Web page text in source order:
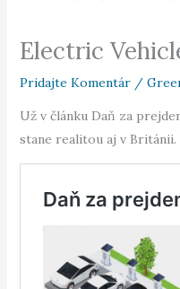
Electric
Pridajte Komentár /
Už v článku Daň za
stane realitou aj v Británii.